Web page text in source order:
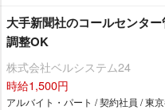
大手新聞社のコールセンタ
調整OK
株式会社ベルシステム24
時給1,500円
アルバイト・パート / 契約社員 / 東